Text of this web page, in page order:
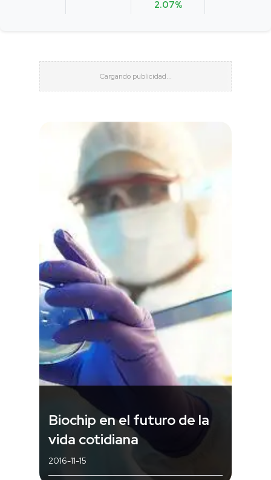
2.07%
Biochip en el futuro de la
vida cotidiana
2016-11-15